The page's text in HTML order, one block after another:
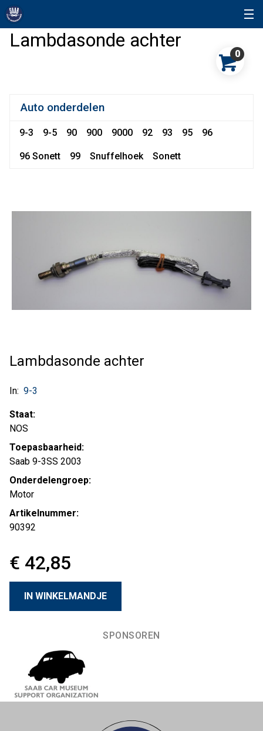
Lambdasonde achter
0
Auto onderdelen
9-3 9-5 90 900 9000 92 93 95 96
96 Sonett 99 Snuffelhoek Sonett
Lambdasonde achter
In: 9-3
Staat:
NOS
Toepasbaarheid:
Saab 9-3SS 2003
Onderdelengroep:
Motor
Artikelnummer:
90392
€ 42,85
SPONSOREN